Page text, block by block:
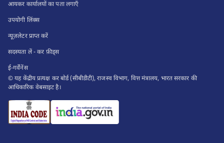
आयकर कार्यालयों का पता लगाएँ
उपयोगी लिंक्स
न्यूज़लेटर प्राप्त करें
सदस्यता लें - कर फ़ीड्स
ई-गर्वेनेंस
© यह केंद्रीय प्रत्यक्ष कर बोर्ड (सीबीडीटी), राजस्व विभाग, वित्त मंत्रालय, भारत सरकार की
आधिकारिक वेबसाइट है।